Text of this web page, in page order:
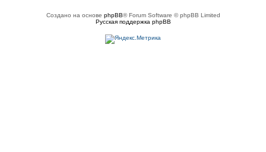
Создано на основе phpBB® Forum Software © phpBB Limited
Русская поддержка phpBB